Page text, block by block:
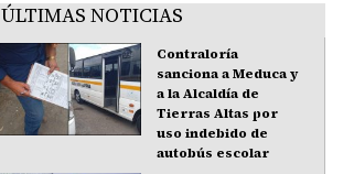
ÚLTIMAS NOTICIAS
Contraloría
sanciona a Meduca y
a la Alcaldía de
Tierras Altas por
uso indebido de
autobús escolar